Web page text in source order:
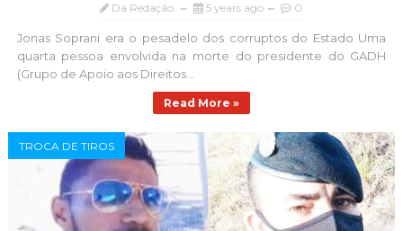
Da Redação 5 years ago 0
Jonas Soprani era o pesadelo dos corruptos do Estado Uma
quarta pessoa envolvida na morte do presidente do GADH
(Grupo de Apoio aos Direitos...
Read More »
TROCA DE TIROS